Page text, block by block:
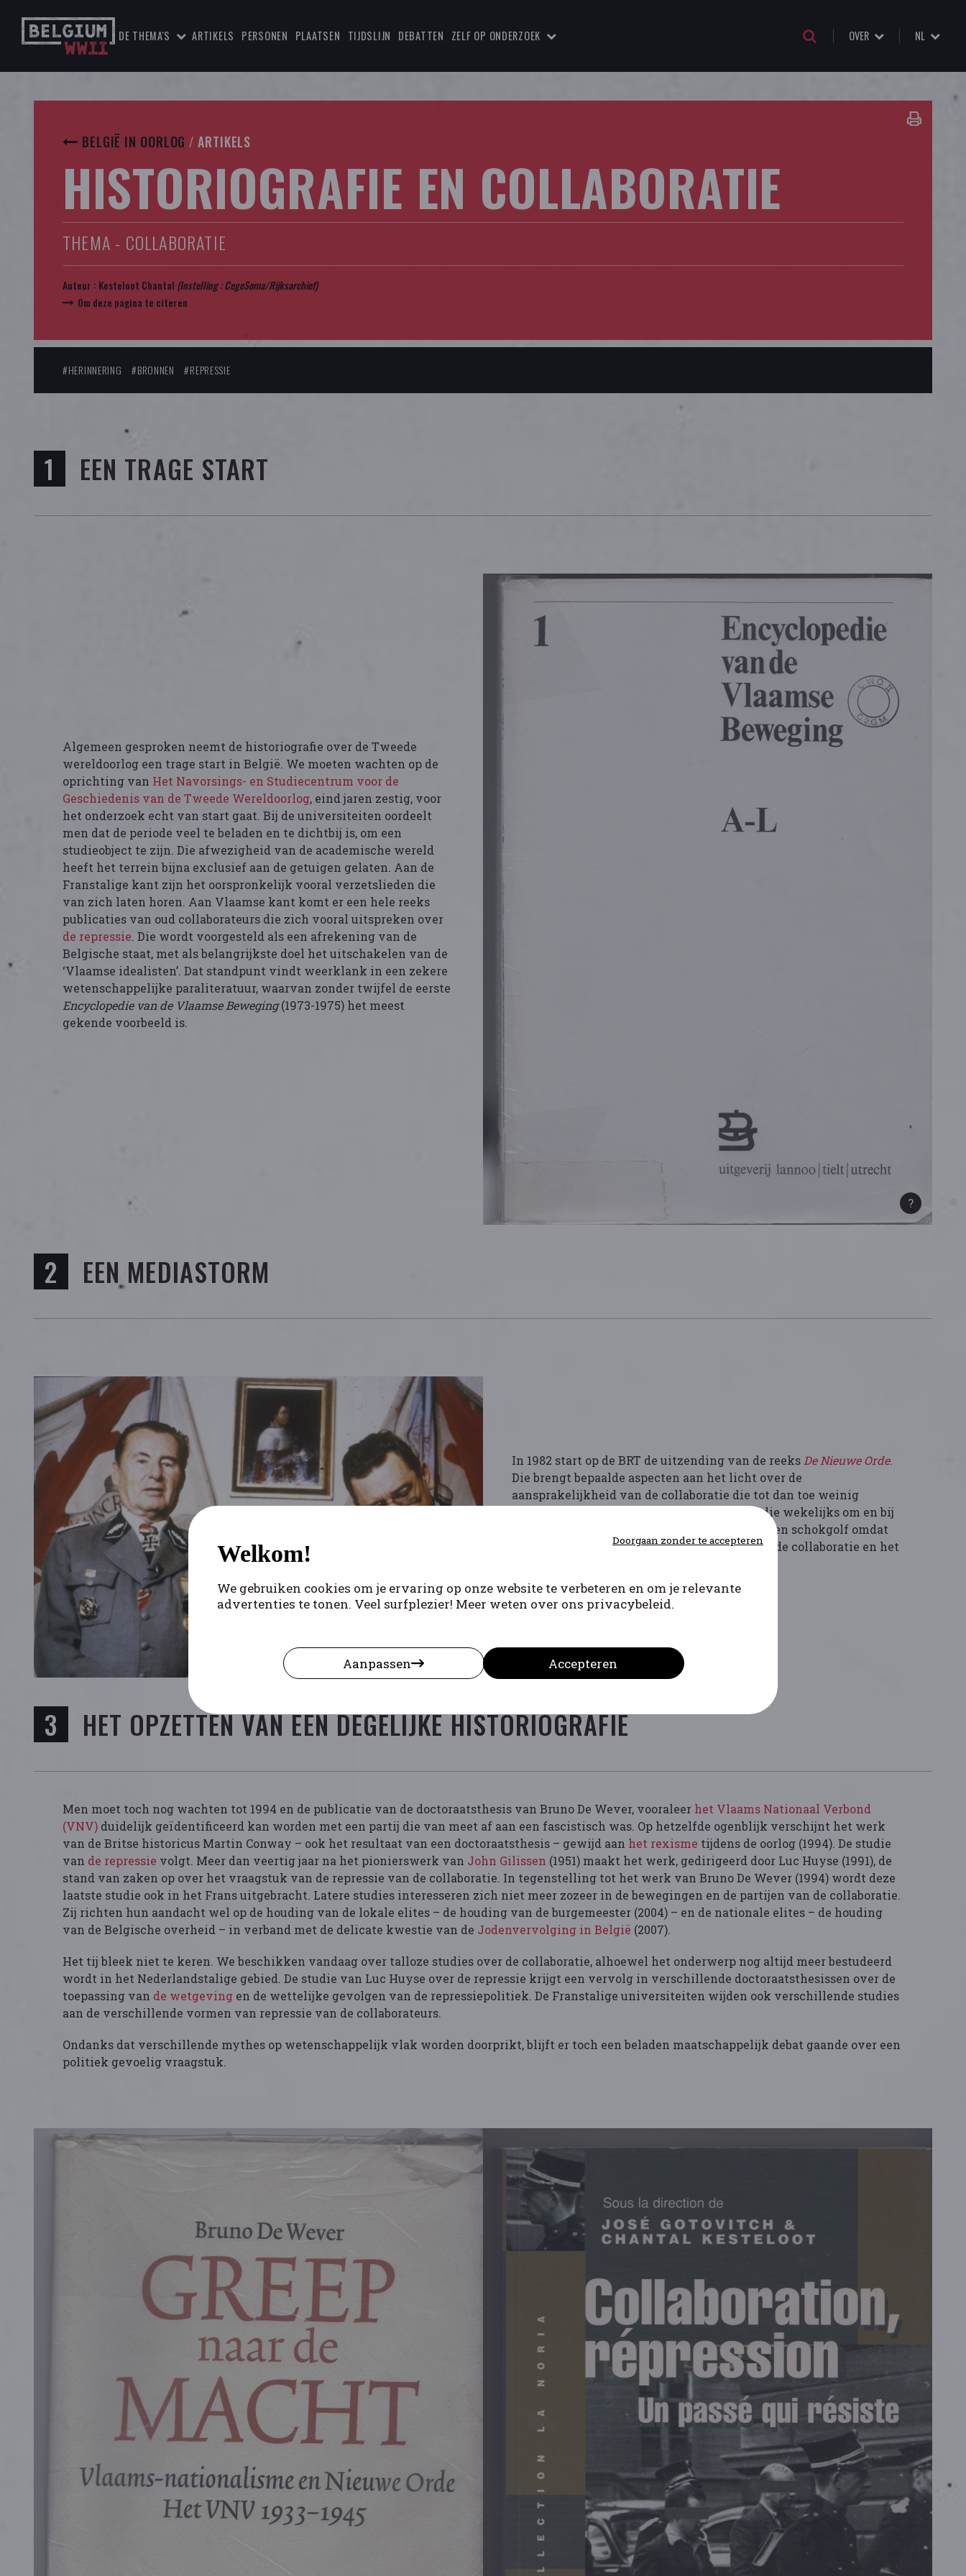
DE THEMA'S ARTIKELS PERSONEN PLAATSEN TIJDSLIJN DEBATTEN ZELF OP ONDERZOEK OVER NL
BELGIË IN OORLOG /ARTIKELS
HISTORIOGRAFIE EN COLLABORATIE
THEMA - COLLABORATIE
Auteur : Kesteloot Chantal (Instelling :CegeSoma/Rijksarchief)
Om deze pagina te citeren
#HERINNERING #BRONNEN #REPRESSIE
EEN TRAGE START
Algemeen gesproken neemt de historiografie over de Tweede
wereldoorlog een trage start in België. We moeten wachten op de
oprichting van Het Navorsings- en Studiecentrum voor de
Geschiedenis van de Tweede Wereldoorlog, eind jaren zestig, voor
het onderzoek echt van start gaat. Bij de universiteiten oordeelt
men dat de periode veel te beladen en te dichtbij is, om een
studieobject te zijn. Die afwezigheid van de academische wereld
heeft het terrein bijna exclusief aan de getuigen gelaten. Aan de
Franstalige kant zijn het oorspronkelijk vooral verzetslieden die
van zich laten horen. Aan Vlaamse kant komt er een hele reeks
publicaties van oud collaborateurs die zich vooral uitspreken over
de repressie. Die wordt voorgesteld als een afrekening van de
Belgische staat, met als belangrijkste doel het uitschakelen van de
‘Vlaamse idealisten’. Dat standpunt vindt weerklank in een zekere
wetenschappelijke paraliteratuur, waarvan zonder twijfel de eerste
Encyclopedie van de Vlaamse Beweging(1973-1975) het meest
gekende voorbeeld is.
EEN MEDIASTORM
In 1982 start op de BRT de uitzending van de reeksDe Nieuwe Orde.
Die brengt bepaalde aspecten aan het licht over de
aansprakelijkheid van de collaboratie die tot dan toe weinig
bekend of verborgen waren. De uitzending, die wekelijks om en bij
de 800.000 Vlaamse kijkers telt, veroorzaakt een schokgolf omdat
de reeks duidelijk de banden aantoont tussen de collaboratie en het
HET OPZETTEN VAN EEN DEGELIJKE HISTORIOGRAFIE
Men moet toch nog wachten tot 1994 en de publicatie van de doctoraatsthesis van Bruno De Wever, vooraleer het Vlaams Nationaal Verbond
(VNV) duidelijk geïdentificeerd kan worden met een partij die van meet af aan een fascistisch was. Op hetzelfde ogenblijk verschijnt het werk
van de Britse historicus Martin Conway – ook het resultaat van een doctoraatsthesis – gewijd aan het rexisme tijdens de oorlog (1994). De studie
van de repressie volgt. Meer dan veertig jaar na het pionierswerk van John Gilissen (1951) maakt het werk, gedirigeerd door Luc Huyse (1991), de
stand van zaken op over het vraagstuk van de repressie van de collaboratie. In tegenstelling tot het werk van Bruno De Wever (1994) wordt deze
laatste studie ook in het Frans uitgebracht. Latere studies interesseren zich niet meer zozeer in de bewegingen en de partijen van de collaboratie.
Zij richten hun aandacht wel op de houding van de lokale elites – de houding van de burgemeester (2004) – en de nationale elites – de houding
van de Belgische overheid – in verband met de delicate kwestie van de Jodenvervolging in België (2007).
Het tij bleek niet te keren. We beschikken vandaag over talloze studies over de collaboratie, alhoewel het onderwerp nog altijd meer bestudeerd
wordt in het Nederlandstalige gebied. De studie van Luc Huyse over de repressie krijgt een vervolg in verschillende doctoraatsthesissen over de
toepassing van de wetgeving en de wettelijke gevolgen van de repressiepolitiek. De Franstalige universiteiten wijden ook verschillende studies
aan de verschillende vormen van repressie van de collaborateurs.
Ondanks dat verschillende mythes op wetenschappelijk vlak worden doorprikt, blijft er toch een beladen maatschappelijk debat gaande over een
politiek gevoelig vraagstuk.
Welkom!
We gebruiken cookies om je ervaring op onze website te verbeteren en om je relevante
advertenties te tonen. Veel surfplezier! Meer weten over ons privacybeleid.
Aanpassen Accepteren
Doorgaan zonder te accepteren